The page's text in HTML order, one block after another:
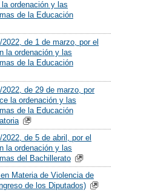
ordenación y las
de la Educación
de 1 de marzo, por el
la ordenación y las
de la Educación
2022, de 29 de marzo, por
la ordenación y las
de la Educación
de 5 de abril, por el
la ordenación y las
del Bachillerato
Materia de Violencia de
de los Diputados)